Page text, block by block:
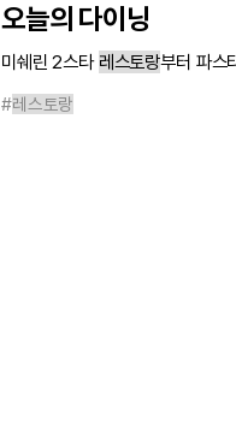
오늘의 다이닝
미쉐린 2스타 레스토랑부터 파스
#레스토랑